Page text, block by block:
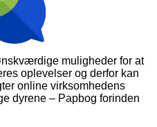
muligheder for at
oplevelser og derfor kan
online virksomhedens
dyrene – Papbog forinden